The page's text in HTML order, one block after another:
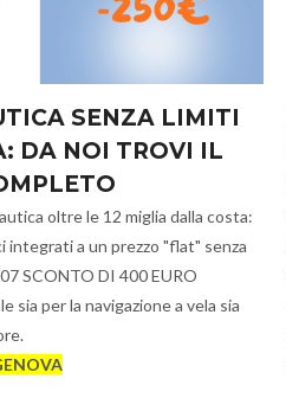
SENZA LIMITI
DA NOI TROVI IL
oltre le 12 miglia dalla costa:
a un prezzo "flat" senza
SCONTO DI 400 EURO
sia per la navigazione a vela sia